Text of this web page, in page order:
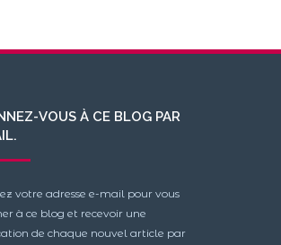
VOUS À CE BLOG PAR
votre adresse e-mail pour vous
à ce blog et recevoir une
de chaque nouvel article par